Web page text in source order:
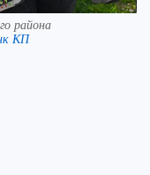
района
КП